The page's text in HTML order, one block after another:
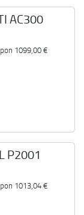
AC300
1099,00 €
P2001
1013,04 €